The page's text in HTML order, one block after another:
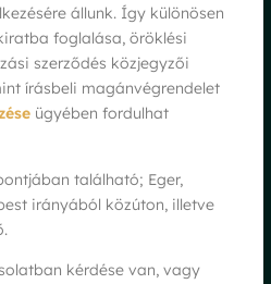
állunk. Így különösen
foglalása, öröklési
szerződés közjegyzői
írásbeli magánvégrendelet
ügyében fordulhat
található; Eger,
irányából közúton, illetve
kérdése van, vagy